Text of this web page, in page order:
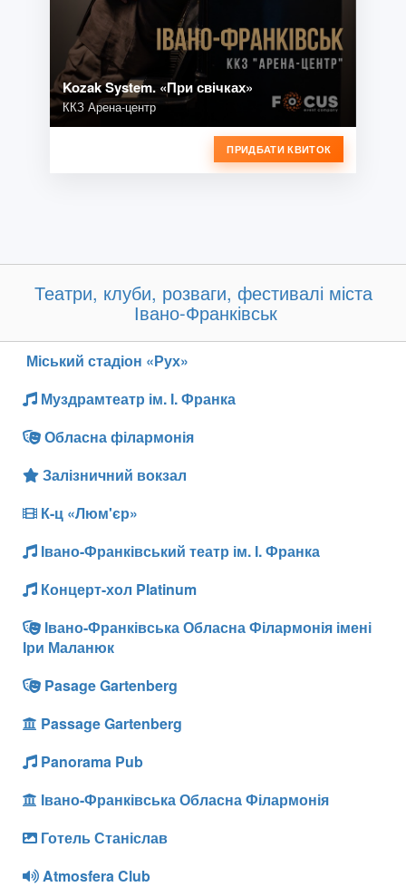
Kozak System. «При свічках»
ККЗ Арена-центр
ПРИДБАТИ КВИТОК
Театри, клуби, розваги, фестивалі міста
Івано-Франківськ
Міський стадіон «Рух»
Муздрамтеатр ім. І. Франка
Обласна філармонія
Залізничний вокзал
К-ц «Люм'єр»
Івано-Франківський театр ім. І. Франка
Концерт-хол Platinum
Івано-Франківська Обласна Філармонія імені
Іри Маланюк
Pasage Gartenberg
Passage Gartenberg
Panorama Pub
Івано-Франківська Обласна Філармонія
Готель Станіслав
Atmosfera Club